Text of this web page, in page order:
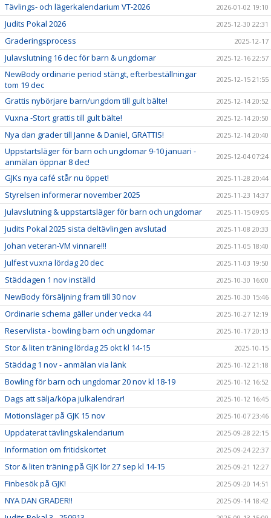
Tävlings- och lägerkalendarium VT-2026 2026-01-02 19:10
Judits Pokal 2026 2025-12-30 22:31
Graderingsprocess 2025-12-17
Julavslutning 16 dec för barn & ungdomar 2025-12-16 22:57
NewBody ordinarie period stängt, efterbeställningar
tom 19 dec
2025-12-15 21:55
Grattis nybörjare barn/ungdom till gult bälte! 2025-12-14 20:52
Vuxna -Stort grattis till gult bälte! 2025-12-14 20:50
Nya dan grader till Janne & Daniel, GRATTIS! 2025-12-14 20:40
Uppstartsläger för barn och ungdomar 9-10 januari -
anmälan öppnar 8 dec!
2025-12-04 07:24
GJKs nya café står nu öppet! 2025-11-28 20:44
Styrelsen informerar november 2025 2025-11-23 14:37
Julavslutning & uppstartsläger för barn och ungdomar 2025-11-15 09:05
Judits Pokal 2025 sista deltävlingen avslutad 2025-11-08 20:33
Johan veteran-VM vinnare!!! 2025-11-05 18:40
Julfest vuxna lördag 20 dec 2025-11-03 19:50
Städdagen 1 nov inställd 2025-10-30 16:00
NewBody försäljning fram till 30 nov 2025-10-30 15:46
Ordinarie schema gäller under vecka 44 2025-10-27 12:19
Reservlista - bowling barn och ungdomar 2025-10-17 20:13
Stor & liten träning lördag 25 okt kl 14-15 2025-10-15
Städdag 1 nov - anmälan via länk 2025-10-12 21:18
Bowling för barn och ungdomar 20 nov kl 18-19 2025-10-12 16:52
Dags att sälja/köpa julkalendrar! 2025-10-12 16:45
Motionsläger på GJK 15 nov 2025-10-07 23:46
Uppdaterat tävlingskalendarium 2025-09-28 22:15
Information om fritidskortet 2025-09-24 22:37
Stor & liten träning på GJK lör 27 sep kl 14-15 2025-09-21 12:27
Finbesök på GJK! 2025-09-20 14:51
NYA DAN GRADER!! 2025-09-14 18:42